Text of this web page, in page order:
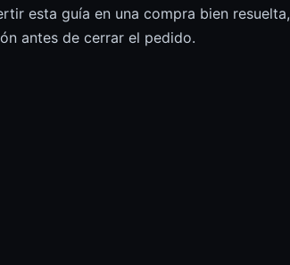
esta guía en una compra bien resuelta,
antes de cerrar el pedido.